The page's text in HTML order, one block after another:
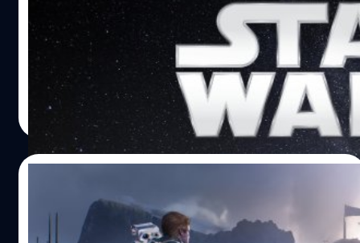
ใครเป็นแฟน Star Wars เตรียมตัวกันให้ดี EA ประกาศว่า
Respawn Entertainment กำลังพัฒนาเกมจากแฟรนไชส์
อวกาศถึง 3 เกม 3 แนวด้วยกัน พร้อมผนึกกำลังกับทีมใหม่อีก
2 ทีมด้วย วินซ์ แซมเปลลา (Vince Zampella) ผู้จัดการและผู้
ก่อตั้ง Respawn Entertainment ดูแลการผลิตด้วยตัวเอง
อันดับแรก Respawn กำลังพัฒนาเกมแนว Jedi ผจญภัย สติก
อัสมุสเซ่น (Stig Asmussen) ผู้กำกับที่เคยอยู่เบื้องหลัง Star
Wars Jedi: Fallen Order มารับหน้าที่เหมือนเคย มีโอกาสสูง
จะเป็นภาคต่อ Fallen Order อันดับต่อมาแนวยิงปืนมุมมอ
Hirschmann) อดีตรองประธานฝ่ายพัฒนา LucasArts และ
เป็นผู้ร่วมสร้าง Medal…
จีรนาถ เรืองทรัพย์ | 1656 days ago
ข่าวลือ! ภาคต่อของ Star Wars Jedi: Fallen
Order อาจจะเปิดตัวในเดือนพฤษภาคมนี้